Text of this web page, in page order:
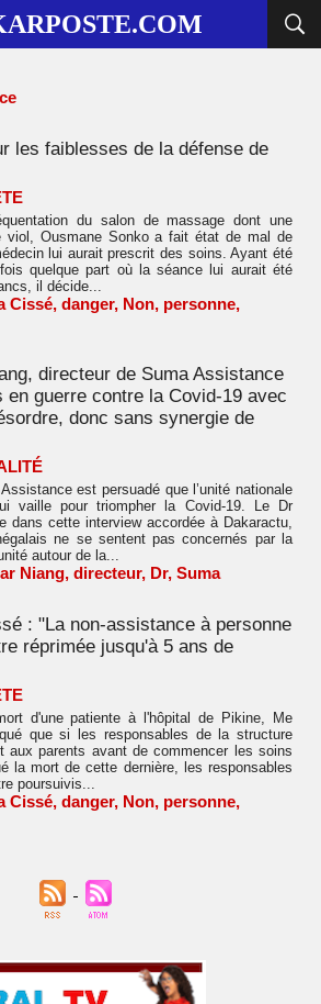
les faiblesses de la défense de
du salon de massage dont une
viol, Ousmane Sonko a fait état de mal de
lui aurait prescrit des soins. Ayant été
quelque part où la séance lui aurait été
il décide...
Cissé, danger, Non, personne,
directeur de Suma Assistance
en guerre contre la Covid-19 avec
donc sans synergie de
est persuadé que l’unité nationale
vaille pour triompher la Covid-19. Le Dr
dans cette interview accordée à Dakaractu,
ne se sentent pas concernés par la
autour de la...
Niang, directeur, Dr, Suma
: "La non-assistance à personne
réprimée jusqu'à 5 ans de
d'une patiente à l'hôpital de Pikine, Me
que si les responsables de la structure
aux parents avant de commencer les soins
la mort de cette dernière, les responsables
poursuivis...
Cissé, danger, Non, personne,